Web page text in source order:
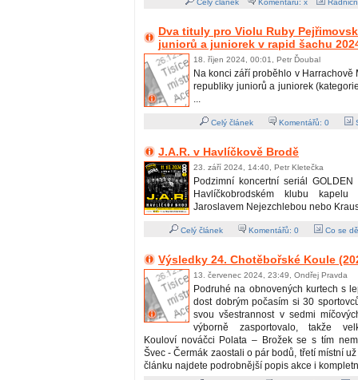
Celý článek Komentářů: x
Dva tituly pro Violu Ruby
juniorů a juniorek v rapid šachu
18. říjen 2024, 00:01, Petr Ďoubal
Na konci září proběhlo v Harrachově
republiky juniorů a juniorek
...
Celý článek Komentářů: 0
J.A.R. v Havlíčkově Brodě
23. září 2024, 14:40, Petr Kletečka
Podzimní koncertní seriál
Havlíčkobrodském klubu
Jaroslavem Nejezchlebou nebo
Celý článek Komentářů: 0 Co se
Výsledky 24. Chotěbořské Koule
13. červenec 2024, 23:49, Ondřej Pravda
Podruhé na obnovených kurtech s
dost dobrým počasím si 30
svou všestrannost v sedmi
výborně zasportovalo, takže
Kouloví nováčci Polata – Brožek se s tím
Švec - Čermák zaostali o pár bodů, třetí místní
článku najdete podrobnější popis akce i